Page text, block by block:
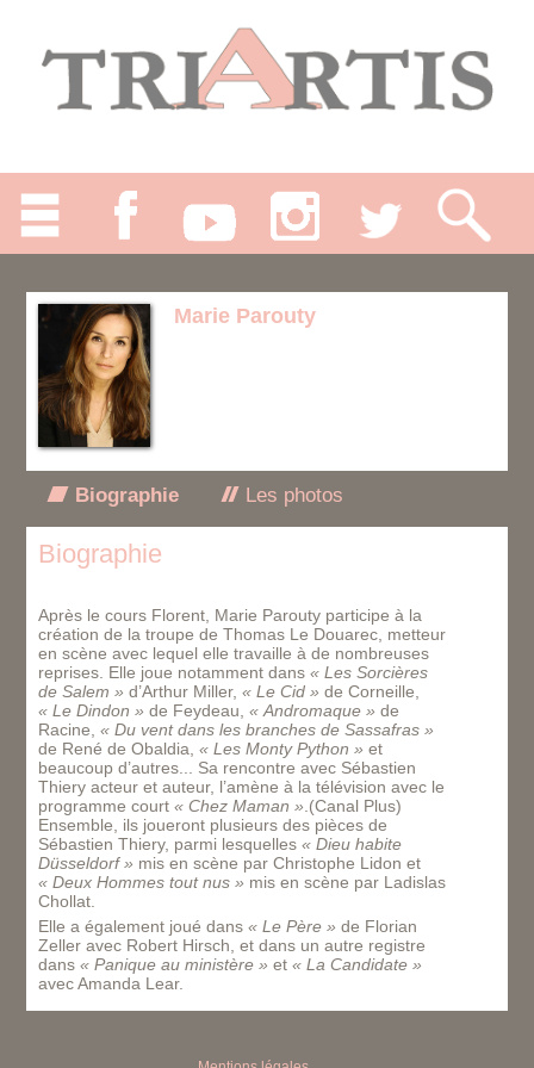
Marie Parouty
Biographie Les photos
Biographie
Après le cours Florent, Marie Parouty participe à la
création de la troupe de Thomas Le Douarec, metteur
en scène avec lequel elle travaille à de nombreuses
reprises. Elle joue notamment dans« Les Sorcières
de Salem » d’Arthur Miller,« Le Cid » de Corneille,
« Le Dindon » de Feydeau,« Andromaque » de
Racine,« Du vent dans les branches de Sassafras »
de René de Obaldia,« Les Monty Python » et
beaucoup d’autres... Sa rencontre avec Sébastien
Thiery acteur et auteur, l’amène à la télévision avec le
programme court« Chez Maman » .(Canal Plus)
Ensemble, ils joueront plusieurs des pièces de
Sébastien Thiery, parmi lesquelles« Dieu habite
Düsseldorf » mis en scène par Christophe Lidon et
« Deux Hommes tout nus » mis en scène par Ladislas
Chollat.
Elle a également joué dans« Le Père » de Florian
Zeller avec Robert Hirsch, et dans un autre registre
dans« Panique au ministère » et« La Candidate »
avec Amanda Lear.